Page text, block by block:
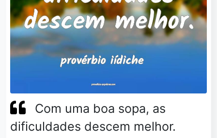
Com uma boa sopa, as
dificuldades descem melhor.